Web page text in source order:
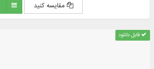
مقایسه کنید
قابل دانلود